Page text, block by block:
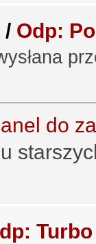
/ Odp:
do